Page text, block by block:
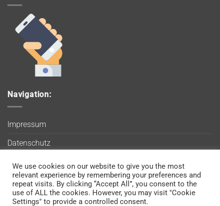
Navigation:
Impressum
Datenschutz
AGB
Blog
Kontakt
We use cookies on our website to give you the most
relevant experience by remembering your preferences and
repeat visits. By clicking “Accept All”, you consent to the
use of ALL the cookies. However, you may visit "Cookie
Settings" to provide a controlled consent.
Wir verwenden Cookies, um sicherzustellen, dass Sie auf
unserer Website die bestmögliche Erfahrung machen. Wenn
Sie diese Website weiterhin nutzen, gehen wir davon aus, dass